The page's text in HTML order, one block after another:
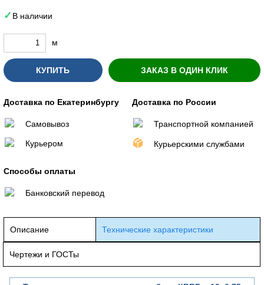
В наличии
м
КУПИТЬ ЗАКАЗ В ОДИН КЛИК
Доставка по Екатеринбургу
Самовывоз
Курьером
Доставка по России
Транспортной компанией
Курьерскими службами
Способы оплаты
Банковский перевод
Описание Технические характеристики
Чертежи и ГОСТы